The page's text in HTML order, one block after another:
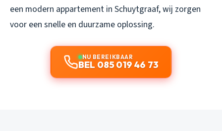
een modern appartement in Schuytgraaf, wij zorgen
voor een snelle en duurzame oplossing.
NU BEREIKBAAR
BEL 085 019 46 73